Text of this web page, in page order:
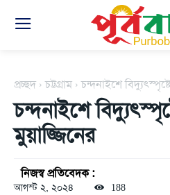
প্রচ্ছদ চট্টগ্রাম চন্দনাইশে
চন্দনাইশে
মুয়াজ্জিনের
নিজস্ব প্রতিবেদক :
আগস্ট ২, ২০২৪ 188